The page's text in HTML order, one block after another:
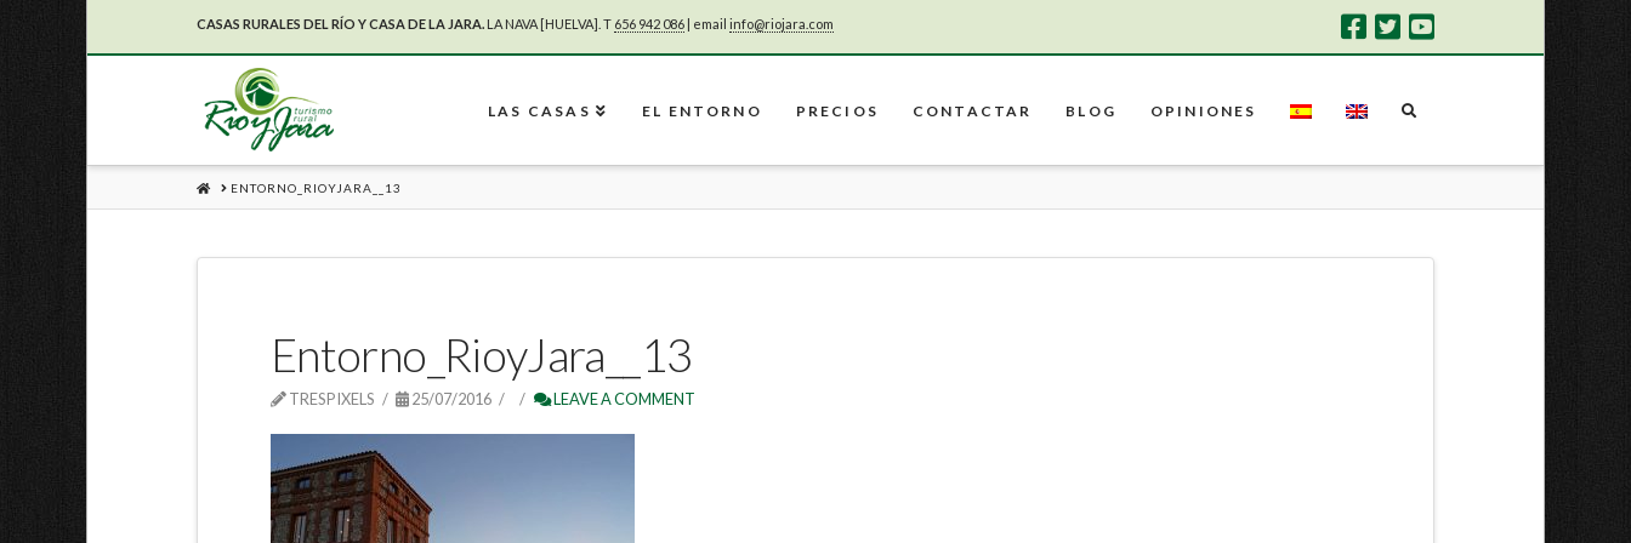
CASAS RURALES DEL RÍO Y CASA DE LA JARA. LA NAVA [HUELVA]. T 656 942 086 | email info@riojara.com
LAS CASAS EL ENTORNO PRECIOS CONTACTAR BLOG OPINIONES
HOME
ENTORNO_RIOYJARA__13
Entorno_RioyJara__13
TRESPIXELS 25/07/2016 LEAVE A COMMENT